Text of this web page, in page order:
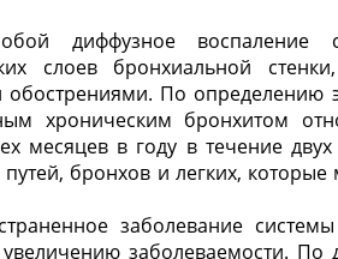
диффузное воспаление
слоев бронхиальной стенки,
По определению
хроническим бронхитом
месяцев в году в течение
бронхов и легких,
заболевание
заболеваемости.